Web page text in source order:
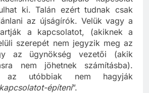
ki. Talán ezért tudnak csak
az újságírók. Velük vagy a
a kapcsolatot, (akiknek a
szerepét nem jegyzik meg az
az ügynökség vezetői (akik
nem jöhetnek számításba).
az utóbbiak nem hagyják
kapcsolatot-építeni”.